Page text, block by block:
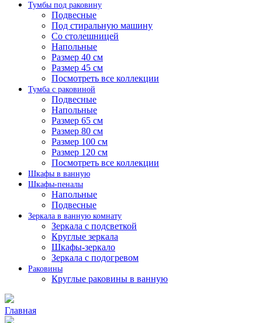
Тумбы под раковину
Подвесные
Под стиральную машину
Со столешницей
Напольные
Размер 40 см
Размер 45 см
Посмотреть все коллекции
Тумба с раковиной
Подвесные
Напольные
Размер 65 см
Размер 80 см
Размер 100 см
Размер 120 см
Посмотреть все коллекции
Шкафы в ванную
Шкафы-пеналы
Напольные
Подвесные
Зеркала в ванную комнату
Зеркала с подсветкой
Круглые зеркала
Шкафы-зеркало
Зеркала с подогревом
Раковины
Круглые раковины в ванную
Главная